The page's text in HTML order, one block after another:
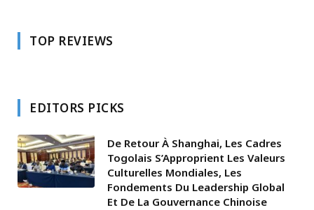
TOP REVIEWS
EDITORS PICKS
De Retour À Shanghai, Les Cadres
Togolais S’Approprient Les Valeurs
Culturelles Mondiales, Les
Fondements Du Leadership Global
Et De La Gouvernance Chinoise